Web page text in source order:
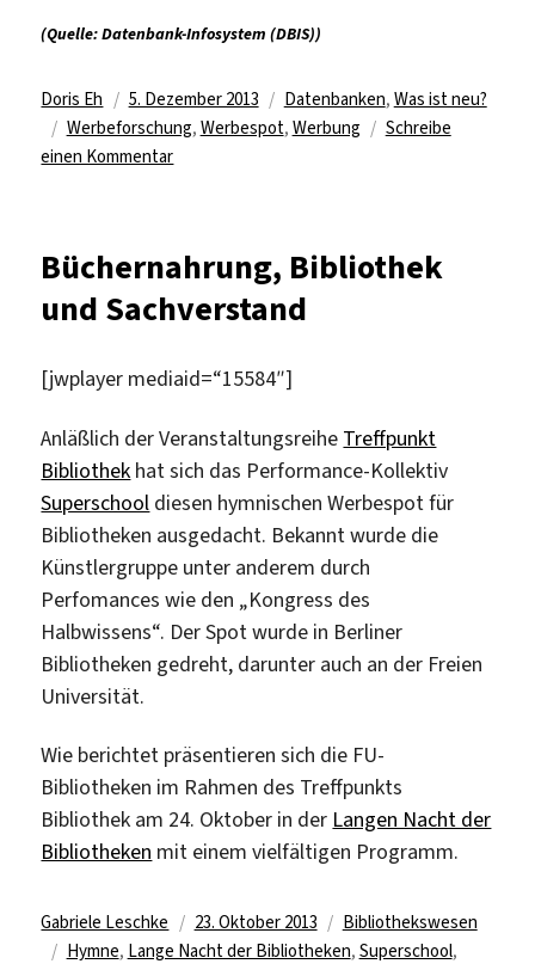
(Quelle: Datenbank-Infosystem (DBIS))
Autor
Doris Eh
Veröffentlicht
am
5. Dezember 2013 Kategorien
Datenbanken, Was ist neu?
Schlagwörter
Werbeforschung, Werbespot, Werbung
Schreibe
einen Kommentarzu
in
der
Digitalen
Regensburger
für
Werbeforschung
Büchernahrung, Bibliothek
und Sachverstand
[jwplayer mediaid=“15584″]
Anläßlich der Veranstaltungsreihe Treffpunkt
Bibliothek hat sich das Performance-Kollektiv
Superschool diesen hymnischen Werbespot für
Bibliotheken ausgedacht. Bekannt wurde die
Künstlergruppe unter anderem durch
Perfomances wie den „Kongress des
Halbwissens“. Der Spot wurde in Berliner
Bibliotheken gedreht, darunter auch an der Freien
Universität.
Wie berichtet präsentieren sich die FU-
Bibliotheken im Rahmen des Treffpunkts
Bibliothek am 24. Oktober in der Langen Nacht der
Bibliotheken mit einem vielfältigen Programm.
Autor
Gabriele Leschke
Veröffentlicht
am
23. Oktober 2013 Kategorien
Bibliothekswesen
Schlagwörter
Hymne, Lange Nacht der Bibliotheken, Superschool,